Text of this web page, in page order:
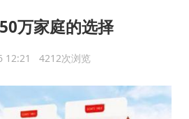
万家庭的选择
12:21 4212次浏览